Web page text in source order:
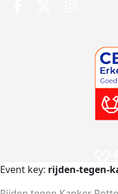
Event key: rijden-tegen-